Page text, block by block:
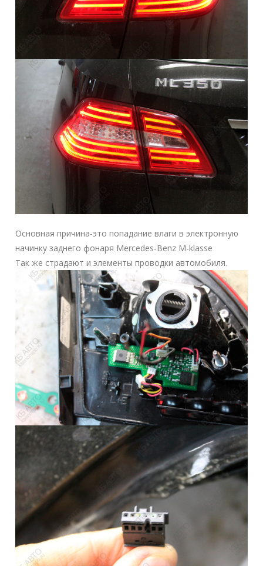
Основная причина-это попадание влаги в электронную
начинку заднего фонаря Mercedes-Benz M-klasse
Так же страдают и элементы проводки автомобиля.